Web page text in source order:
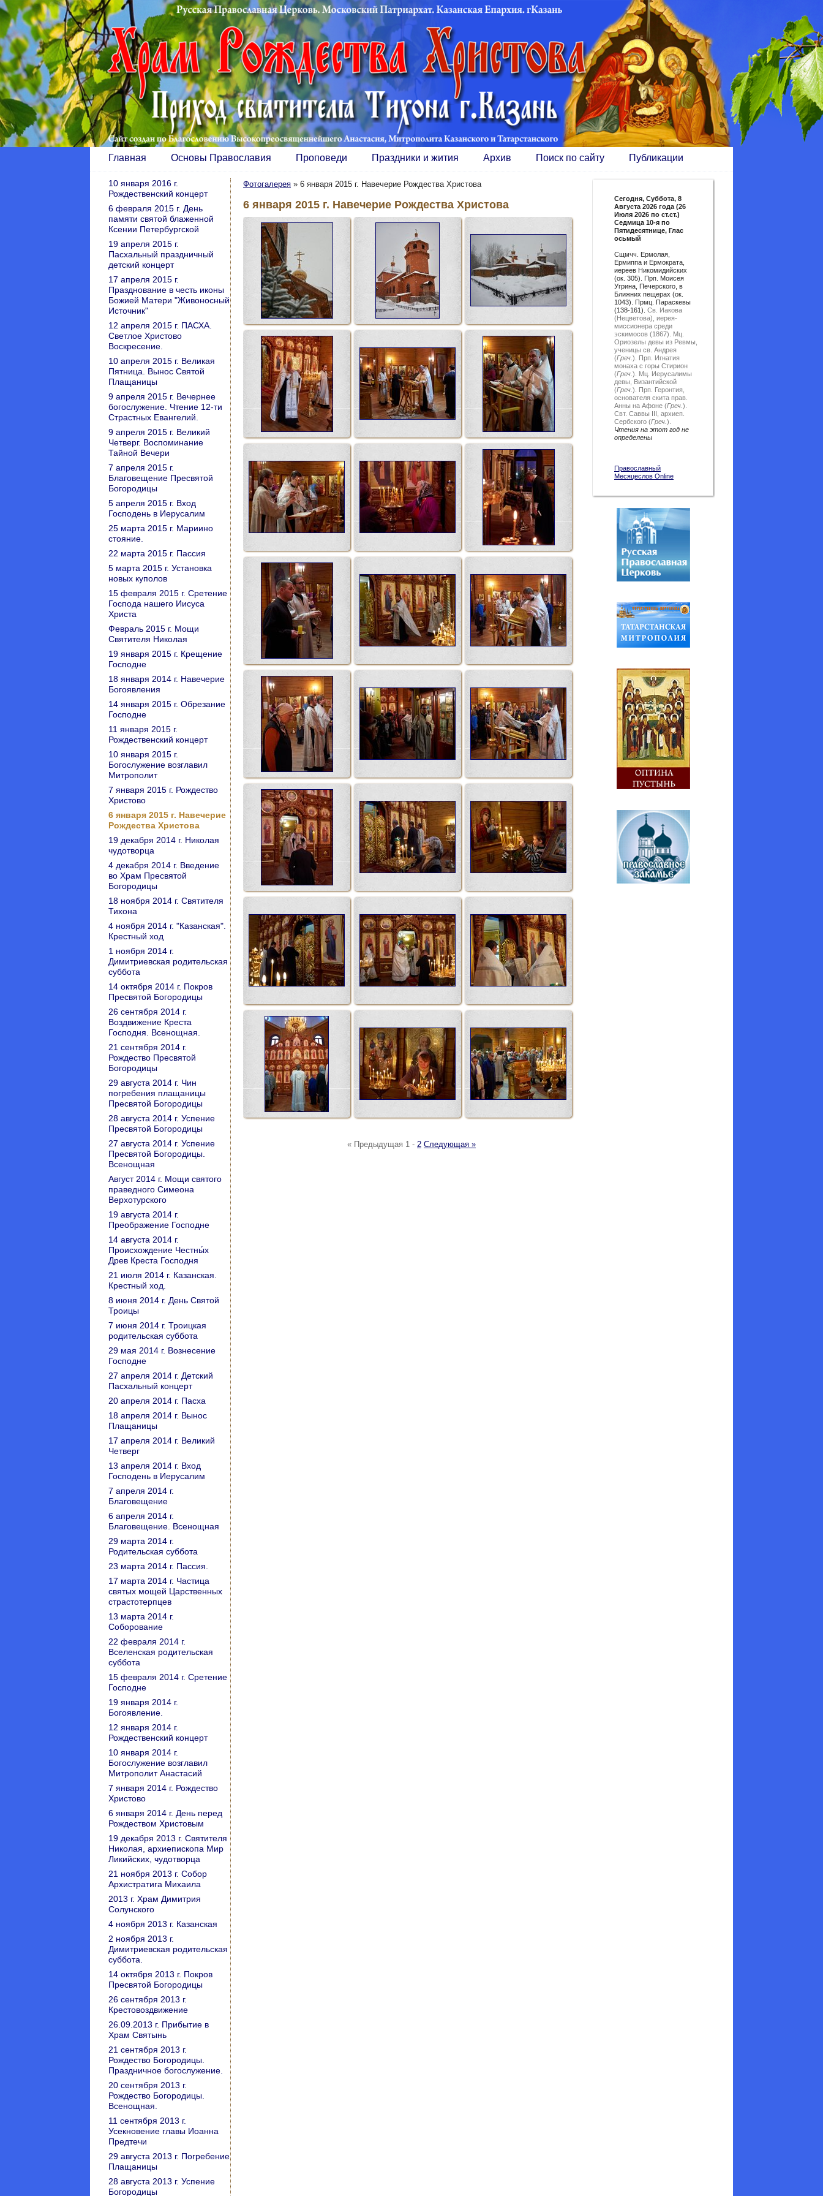
Главная Основы Православия Проповеди Праздники и жития Архив Поиск по сайту Публикации
Фотогалерея » 6 января 2015 г. Навечерие Рождества Христова
6 января 2015 г. Навечерие Рождества Христова
« Предыдущая 1 - 2 Следующая »
10 января 2016 г.
Рождественский концерт
6 февраля 2015 г. День
памяти святой блаженной
Ксении Петербургской
19 апреля 2015 г.
Пасхальный праздничный
детский концерт
17 апреля 2015 г.
Празднование в честь иконы
Божией Матери "Живоносный
Источник"
12 апреля 2015 г. ПАСХА.
Светлое Христово
Воскресение.
10 апреля 2015 г. Великая
Пятница. Вынос Святой
Плащаницы
9 апреля 2015 г. Вечернее
богослужение. Чтение 12-ти
Страстных Евангелий.
9 апреля 2015 г. Великий
Четверг. Воспоминание
Тайной Вечери
7 апреля 2015 г.
Благовещение Пресвятой
Богородицы
5 апреля 2015 г. Вход
Господень в Иерусалим
25 марта 2015 г. Мариино
стояние.
22 марта 2015 г. Пассия
5 марта 2015 г. Установка
новых куполов
15 февраля 2015 г. Сретение
Господа нашего Иисуса
Христа
Февраль 2015 г. Мощи
Святителя Николая
19 января 2015 г. Крещение
Господне
18 января 2014 г. Навечерие
Богоявления
14 января 2015 г. Обрезание
Господне
11 января 2015 г.
Рождественский концерт
10 января 2015 г.
Богослужение возглавил
Митрополит
7 января 2015 г. Рождество
Христово
6 января 2015 г. Навечерие
Рождества Христова
19 декабря 2014 г. Николая
чудотворца
4 декабря 2014 г. Введение
во Храм Пресвятой
Богородицы
18 ноября 2014 г. Святителя
Тихона
4 ноября 2014 г. "Казанская".
Крестный ход
1 ноября 2014 г.
Димитриевская родительская
суббота
14 октября 2014 г. Покров
Пресвятой Богородицы
26 сентября 2014 г.
Воздвижение Креста
Господня. Всенощная.
21 сентября 2014 г.
Рождество Пресвятой
Богородицы
29 августа 2014 г. Чин
погребения плащаницы
Пресвятой Богородицы
28 августа 2014 г. Успение
Пресвятой Богородицы
27 августа 2014 г. Успение
Пресвятой Богородицы.
Всенощная
Август 2014 г. Мощи святого
праведного Симеона
Верхотурского
19 августа 2014 г.
Преображение Господне
14 августа 2014 г.
Происхождение Честны́х
Древ Креста Господня
21 июля 2014 г. Казанская.
Крестный ход.
8 июня 2014 г. День Святой
Троицы
7 июня 2014 г. Троицкая
родительская суббота
29 мая 2014 г. Вознесение
Господне
27 апреля 2014 г. Детский
Пасхальный концерт
20 апреля 2014 г. Пасха
18 апреля 2014 г. Вынос
Плащаницы
17 апреля 2014 г. Великий
Четверг
13 апреля 2014 г. Вход
Господень в Иерусалим
7 апреля 2014 г.
Благовещение
6 апреля 2014 г.
Благовещение. Всенощная
29 марта 2014 г.
Родительская суббота
23 марта 2014 г. Пассия.
17 марта 2014 г. Частица
святых мощей Царственных
страстотерпцев
13 марта 2014 г.
Соборование
22 февраля 2014 г.
Вселенская родительская
суббота
15 февраля 2014 г. Сретение
Господне
19 января 2014 г.
Богоявление.
12 января 2014 г.
Рождественский концерт
10 января 2014 г.
Богослужение возглавил
Митрополит Анастасий
7 января 2014 г. Рождество
Христово
6 января 2014 г. День перед
Рождеством Христовым
19 декабря 2013 г. Святителя
Николая, архиепископа Мир
Ликийских, чудотворца
21 ноября 2013 г. Собор
Архистратига Михаила
2013 г. Храм Димитрия
Солунского
4 ноября 2013 г. Казанская
2 ноября 2013 г.
Димитриевская родительская
суббота.
14 октября 2013 г. Покров
Пресвятой Богородицы
26 сентября 2013 г.
Крестовоздвижение
26.09.2013 г. Прибытие в
Храм Святынь
21 сентября 2013 г.
Рождество Богородицы.
Праздничное богослужение.
20 сентября 2013 г.
Рождество Богородицы.
Всенощная.
11 сентября 2013 г.
Усекновение главы Иоанна
Предтечи
29 августа 2013 г. Погребение
Плащаницы
28 августа 2013 г. Успение
Богородицы
Сегодня, Суббота, 8
Августа 2026 года (26
Июля 2026 по ст.ст.)
Седмица 10-я по
Пятидесятнице, Глас
осьмый
Сщмчч. Ермолая,
Ермиппа и Ермократа,
иереев Никомидийских
(ок. 305). Прп. Моисея
Угрина, Печерского, в
Ближних пещерах (ок.
1043). Прмц. Параскевы
(138-161). Св. Иакова
(Нецветова), иерея-
миссионера среди
эскимосов (1867).
Мц.
Ориозелы девы из Ревмы,
ученицы св. Андрея
(Греч. ).
Прп. Игнатия
монаха с горы Стирион
(Греч. ).
Мц. Иерусалимы
девы, Византийской
(Греч. ).
Прп. Геронтия,
основателя скита прав.
Анны на Афоне (Греч. ).
Свт. Саввы III, архиеп.
Сербского (Греч. ).
Чтения на этот год не
определены
Православный
Месяцеслов Online